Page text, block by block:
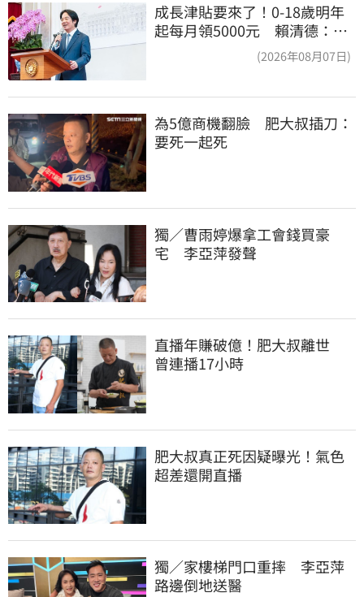
成長津貼要來了！0-18歲明年
起每月領5000元 賴清德：此
(2026年08月07日)
為5億商機翻臉　肥大叔插刀：
要死一起死
獨／曹雨婷爆拿工會錢買豪
宅　李亞萍發聲
直播年賺破億！肥大叔離世
曾連播17小時
肥大叔真正死因疑曝光！氣色
超差還開直播
獨／家樓梯門口重摔　李亞萍
路邊倒地送醫